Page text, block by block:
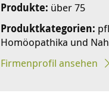
Produkte: über 75
Produktkategorien:
Homöopathika und
Firmenprofil ansehen